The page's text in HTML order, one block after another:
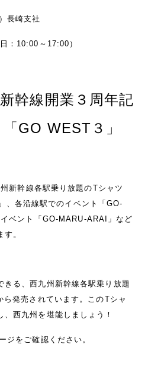
長崎支社
：10:00～17:00）
幹線開業３周年記
GO WEST３」
新幹線各駅乗り放題のTシャツ
、各沿線駅でのイベント「GO‐
ベント「GO‐MARU‐ARAI」など
。
きる、西九州新幹線各駅乗り放題
発売されています。このTシャ
西九州を堪能しましょう！
をご確認ください。